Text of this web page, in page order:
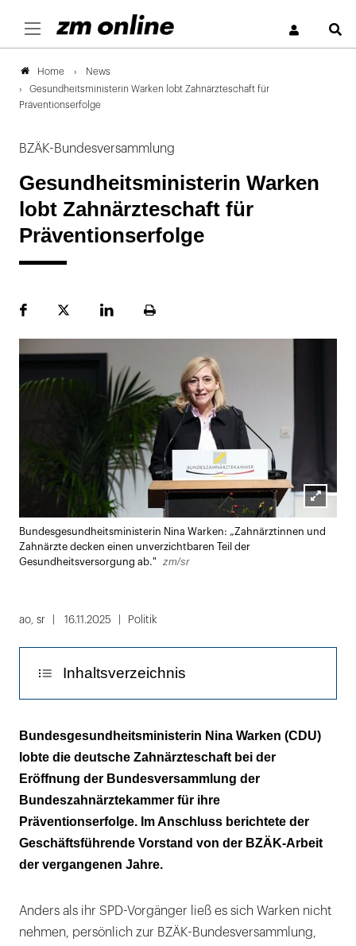
Home
News
Gesundheitsministerin Warken lobt Zahnärzteschaft für
Präventionserfolge
BZÄK-Bundesversammlung
Gesundheitsministerin Warken
lobt Zahnärzteschaft für
Präventionserfolge
FacebookPlattformLinekdInSeite
Lightbox
öffnen
Bundesgesundheitsministerin Nina Warken: „Zahnärztinnen und
Zahnärzte decken einen unverzichtbaren Teil der
Gesundheitsversorgung ab."
zm/sr
ao sr 16.11.2025 Politik
Inhaltsverzeichnis
Hohe Versorgungsqualität soll erhalten
bleiben
Benz: „Deutschland ist Weltmeister in der
Mundgesundheit“
Patientenschutz als Totschlagargument
gegen Bürokratieabbau
Bei der Reform der GOZ eigene Wege gehen
Bundesgesundheitsministerin Nina Warken (CDU)
lobte die deutsche Zahnärzteschaft bei der
Eröffnung der Bundesversammlung der
Bundeszahnärztekammer für ihre
Präventionserfolge. Im Anschluss berichtete der
Geschäftsführende Vorstand von der BZÄK-Arbeit
der vergangenen Jahre.
Anders als ihr SPD-Vorgänger ließ es sich Warken nicht
nehmen, persönlich zur BZÄK-Bundesversammlung,